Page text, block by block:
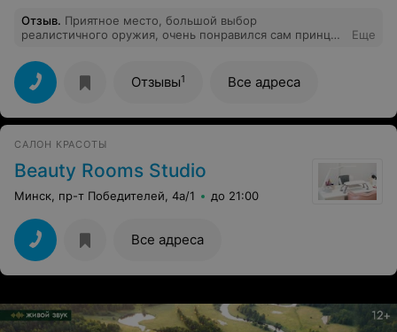
Отзыв. Приятное место, большой выбор
реалистичного оружия, очень понравился сам принцип
Еще
Отзывы1 Все адреса
САЛОН КРАСОТЫ
Beauty Rooms Studio
Минск, пр-т Победителей, 4а/1 до 21:00
Все адреса